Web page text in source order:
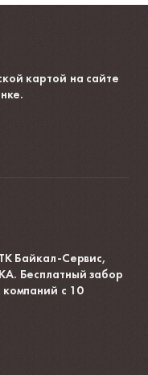
картой на сайте
Байкал-Сервис,
Бесплатный забор
с 10